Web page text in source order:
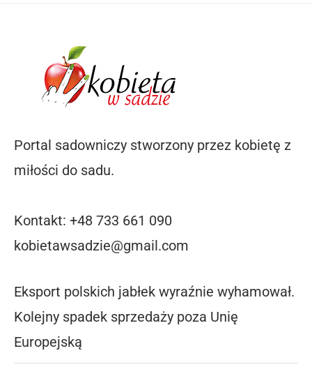
Portal sadowniczy stworzony przez kobietę z
miłości do sadu.
Kontakt: +48 733 661 090
kobietawsadzie@gmail.com
Eksport polskich jabłek wyraźnie wyhamował.
Kolejny spadek sprzedaży poza Unię
Europejską